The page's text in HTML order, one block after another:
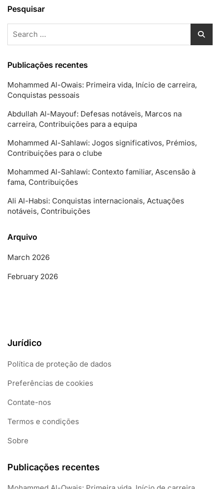
Pesquisar
Publicações recentes
Mohammed Al-Owais: Primeira vida, Início de carreira,
Conquistas pessoais
Abdullah Al-Mayouf: Defesas notáveis, Marcos na
carreira, Contribuições para a equipa
Mohammed Al-Sahlawi: Jogos significativos, Prémios,
Contribuições para o clube
Mohammed Al-Sahlawi: Contexto familiar, Ascensão à
fama, Contribuições
Ali Al-Habsi: Conquistas internacionais, Actuações
notáveis, Contribuições
Arquivo
March 2026
February 2026
Jurídico
Política de proteção de dados
Preferências de cookies
Contate-nos
Termos e condições
Sobre
Publicações recentes